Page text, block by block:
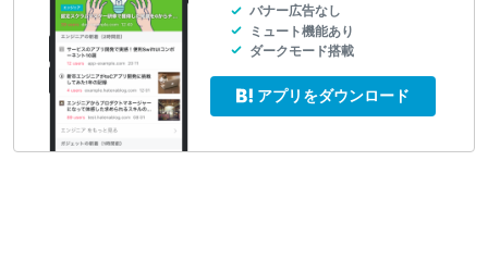
バナー広告なし
ミュート機能あり
ダークモード搭載
アプリをダウンロード